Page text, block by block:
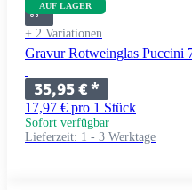
AUF LAGER
+ 2 Variationen
Gravur Rotweinglas Puccini
35,95 €*
17,97 € pro 1 Stück
Sofort verfügbar
Lieferzeit: 1 - 3 Werktage